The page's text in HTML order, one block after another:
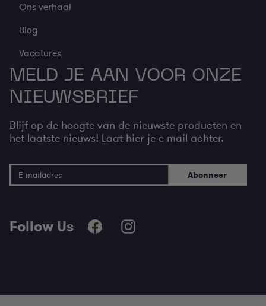
Ons verhaal
Blog
Vacatures
MELD JE AAN VOOR ONZE
NIEUWSBRIEF
Blijf op de hoogte van de nieuwste producten en
het laatste nieuws! Laat hier je e-mail achter.
Abonneer
Follow Us